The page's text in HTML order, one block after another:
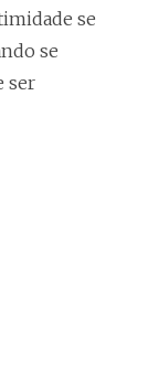
se
se
ser